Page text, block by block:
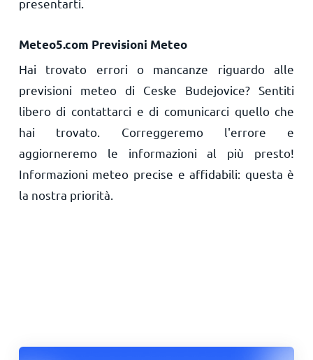
presentarti.
Meteo5.com Previsioni Meteo
Hai trovato errori o mancanze riguardo alle
previsioni meteo di Ceske Budejovice? Sentiti
libero di contattarci e di comunicarci quello che
hai trovato. Correggeremo l'errore e
aggiorneremo le informazioni al più presto!
Informazioni meteo precise e affidabili: questa è
la nostra priorità.